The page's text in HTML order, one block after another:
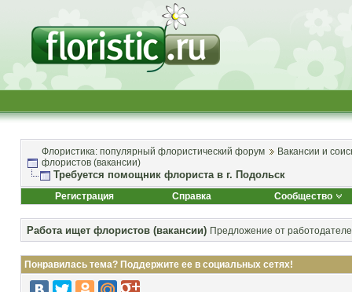
Флористика: популярный флористический форум
Вакансии и
флористов (вакансии)
Требуется помощник флориста в г. Подольск
Регистрация Справка Сообщество
Работа ищет флористов (вакансии) Предложение от
Понравилась тема? Поддержите ее в социальных сетях!